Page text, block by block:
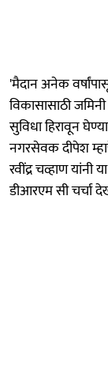
'मैदान अनेक
विकासासाठी
सुविधा हिरावून
नगरसेवक दीपेश
रवींद्र चव्हाण
डीआरएम सी चर्चा